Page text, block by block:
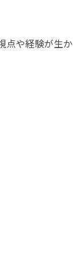
点や経験が生か